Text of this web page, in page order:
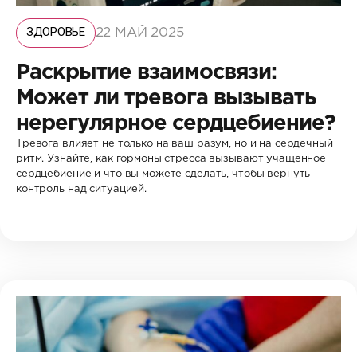
ЗДОРОВЬЕ 22 МАЙ 2025
Раскрытие взаимосвязи:
Может ли тревога вызывать
нерегулярное сердцебиение?
Тревога влияет не только на ваш разум, но и на сердечный
ритм. Узнайте, как гормоны стресса вызывают учащенное
сердцебиение и что вы можете сделать, чтобы вернуть
контроль над ситуацией.